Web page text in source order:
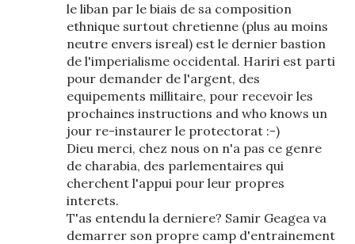
le liban par le biais de sa composition
ethnique surtout chretienne (plus au moins
neutre envers isreal) est le dernier bastion
de l'imperialisme occidental. Hariri est parti
pour demander de l'argent, des
equipements millitaire, pour recevoir les
prochaines instructions and who knows un
jour re-instaurer le protectorat :-)
Dieu merci, chez nous on n'a pas ce genre
de charabia, des parlementaires qui
cherchent l'appui pour leur propres
interets.
T'as entendu la derniere? Samir Geagea va
demarrer son propre camp d'entrainement